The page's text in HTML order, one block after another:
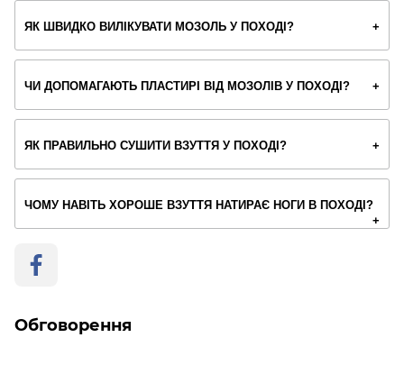
ЯК ШВИДКО ВИЛІКУВАТИ МОЗОЛЬ У ПОХОДІ?
ЧИ ДОПОМАГАЮТЬ ПЛАСТИРІ ВІД МОЗОЛІВ У ПОХОДІ?
ЯК ПРАВИЛЬНО СУШИТИ ВЗУТТЯ У ПОХОДІ?
ЧОМУ НАВІТЬ ХОРОШЕ ВЗУТТЯ НАТИРАЄ НОГИ В ПОХОДІ?
Обговорення